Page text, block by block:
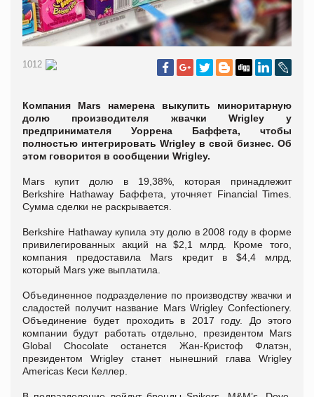
1012
Компания Mars намерена выкупить миноритарную
долю производителя жвачки Wrigley у
предпринимателя Уоррена Баффета, чтобы
полностью интегрировать Wrigley в свой бизнес. Об
этом говорится в сообщении Wrigley.
Mars купит долю в 19,38%, которая принадлежит
Berkshire Hathaway Баффета, уточняет Financial Times.
Сумма сделки не раскрывается.
Berkshire Hathaway купила эту долю в 2008 году в форме
привилегированных акций на $2,1 млрд. Кроме того,
компания предоставила Mars кредит в $4,4 млрд,
который Mars уже выплатила.
Объединенное подразделение по производству жвачки и
сладостей получит название Mars Wrigley Confectionery.
Объединение будет проходить в 2017 году. До этого
компании будут работать отдельно, президентом Mars
Global Chocolate останется Жан-Кристоф Флатэн,
президентом Wrigley станет нынешний глава Wrigley
Americas Кеси Келлер.